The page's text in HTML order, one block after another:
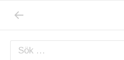
Inläggsnavigering
Sök efter: